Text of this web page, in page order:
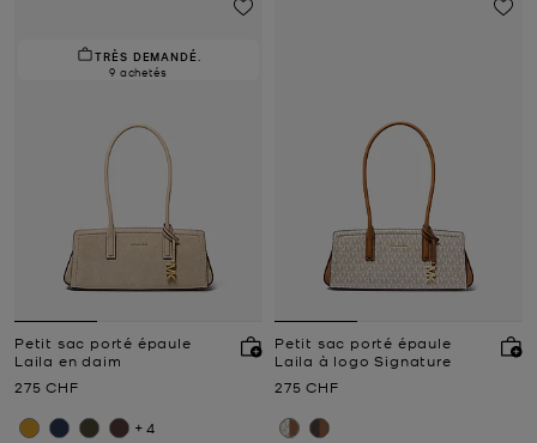
TRÈS DEMANDÉ.
9 achetés
Petit sac porté épaule
Laila en daim
Prix actuel
275 CHF
+4
Petit sac porté épaule
Laila à logo Signature
Prix actuel
275 CHF